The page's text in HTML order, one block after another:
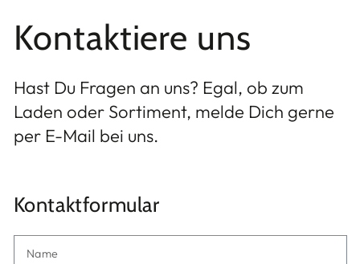
Kontaktiere uns
Hast Du Fragen an uns? Egal, ob zum
Laden oder Sortiment, melde Dich gerne
per E-Mail bei uns.
Kontaktformular